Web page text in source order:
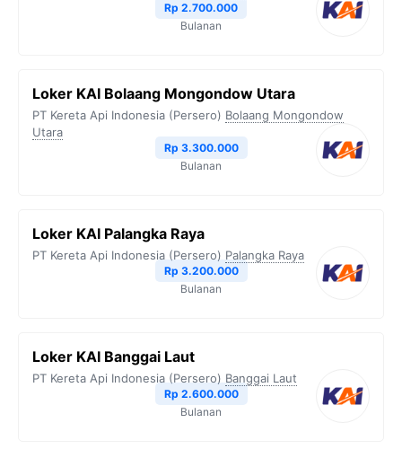
Rp 2.700.000
Bulanan
Loker KAI Bolaang Mongondow Utara
PT Kereta Api Indonesia (Persero) Bolaang Mongondow
Utara
Rp 3.300.000
Bulanan
Loker KAI Palangka Raya
PT Kereta Api Indonesia (Persero) Palangka Raya
Rp 3.200.000
Bulanan
Loker KAI Banggai Laut
PT Kereta Api Indonesia (Persero) Banggai Laut
Rp 2.600.000
Bulanan